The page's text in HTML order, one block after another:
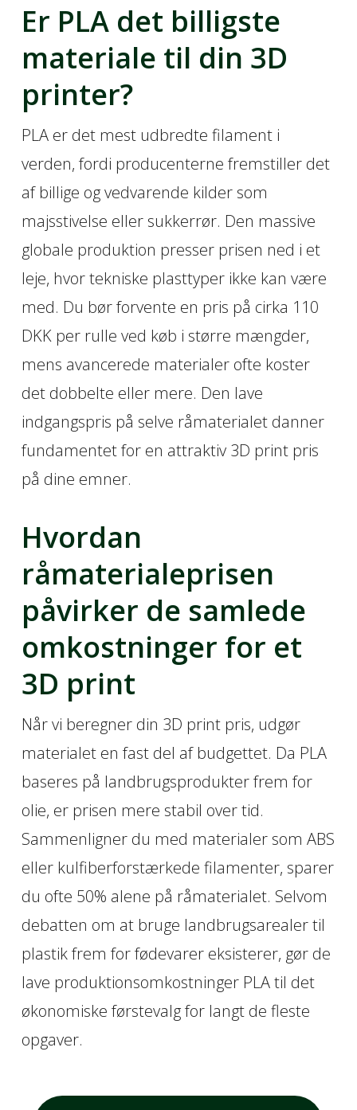
Er PLA det billigste
materiale til din 3D
printer?
PLA er det mest udbredte filament i
verden, fordi producenterne fremstiller det
af billige og vedvarende kilder som
majsstivelse eller sukkerrør. Den massive
globale produktion presser prisen ned i et
leje, hvor tekniske plasttyper ikke kan være
med. Du bør forvente en pris på cirka 110
DKK per rulle ved køb i større mængder,
mens avancerede materialer ofte koster
det dobbelte eller mere. Den lave
indgangspris på selve råmaterialet danner
fundamentet for en attraktiv 3D print pris
på dine emner.
Hvordan
råmaterialeprisen
påvirker de samlede
omkostninger for et
3D print
Når vi beregner din 3D print pris, udgør
materialet en fast del af budgettet. Da PLA
baseres på landbrugsprodukter frem for
olie, er prisen mere stabil over tid.
Sammenligner du med materialer som ABS
eller kulfiberforstærkede filamenter, sparer
du ofte 50% alene på råmaterialet. Selvom
debatten om at bruge landbrugsarealer til
plastik frem for fødevarer eksisterer, gør de
lave produktionsomkostninger PLA til det
økonomiske førstevalg for langt de fleste
opgaver.